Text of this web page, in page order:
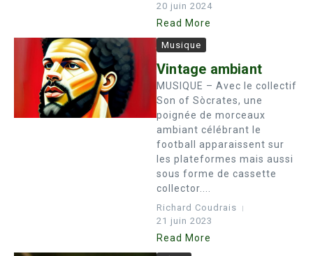
20 juin 2024
Read More
Musique
Vintage ambiant
MUSIQUE – Avec le collectif
Son of Sòcrates, une
poignée de morceaux
ambiant célébrant le
football apparaissent sur
les plateformes mais aussi
sous forme de cassette
collector....
Richard Coudrais
21 juin 2023
Read More